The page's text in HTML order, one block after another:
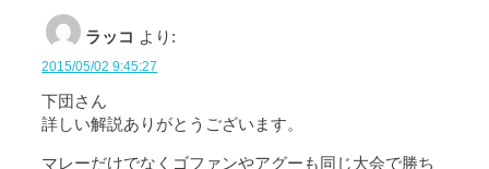
ラッコ より:
2015/05/02 9:45:27
下団さん
詳しい解説ありがとうございます。
マレーだけでなくゴファンやアグーも同じ大会で勝ち